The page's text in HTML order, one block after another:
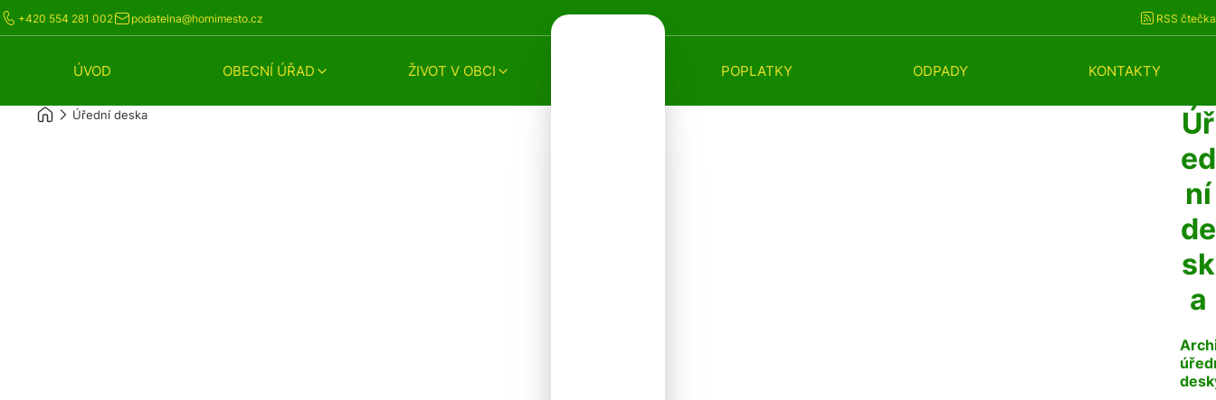
+420 554 281 002 podatelna@hornimesto.cz RSS čtečka
ÚVOD OBECNÍ ÚŘAD ŽIVOT V OBCI POPLATKY ODPADY KONTAKTY
Úřední deska
Úř
ed
ní
de
sk
a